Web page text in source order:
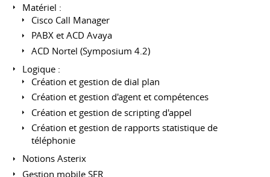
Matériel :
Cisco Call Manager
PABX et ACD Avaya
ACD Nortel (Symposium 4.2)
Logique :
Création et gestion de dial plan
Création et gestion d'agent et compétences
Création et gestion de scripting d'appel
Création et gestion de rapports statistique de
téléphonie
Notions Asterix
Gestion mobile SFR